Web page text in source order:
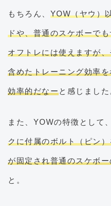
もちろん、 YOW（ヤウ）
ドや、普通のスケボーで
オフトレには使えますが
含めたトレーニング効率
効率的だなーと感じました
また、YOWの特徴として、
クに付属のボルト（ピン
が固定され普通のスケボ
と。